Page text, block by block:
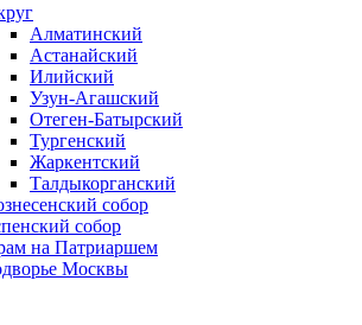
Алматинский
Астанайский
Илийский
Узун-Агашский
Отеген-Батырский
Тургенский
Жаркентский
Талдыкорганский
собор
собор
на Патриаршем
Москвы